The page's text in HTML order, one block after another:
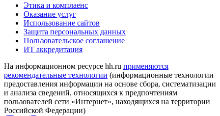
Этика и комплаенс
Оказание услуг
Использование сайтов
Защита персональных данных
Пользовательское соглашение
ИТ аккредитация
На информационном ресурсе hh.ru применяются
рекомендательные технологии (информационные технологии
предоставления информации на основе сбора, систематизации
и анализа сведений, относящихся к предпочтениям
пользователей сети «Интернет», находящихся на территории
Российской Федерации)